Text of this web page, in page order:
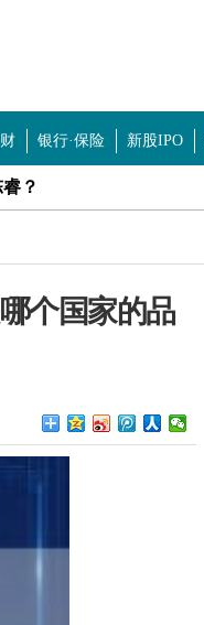
银行·保险 新股IPO
？
集体高开
个国家的品